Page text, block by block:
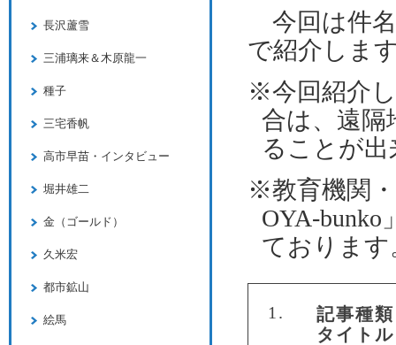
今回は件
で紹介しま
※今回紹介
合は、遠隔
ることが
※教育機関
OYA-bunko
ております
1.
記事種類
タイトル
長沢蘆雪
三浦璃来＆木原龍一
種子
三宅香帆
高市早苗・インタビュー
堀井雄二
金（ゴールド）
久米宏
都市鉱山
絵馬